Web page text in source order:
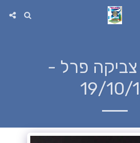
פרל -
19/10/